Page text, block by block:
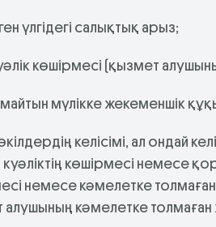
үлгідегі салықтық арыз;
көшірмесі (қызмет
мүлікке жекеменшік
келісімі, ал ондай
көшірмесі немесе
немесе кәмелетке
алушының кәмелетке